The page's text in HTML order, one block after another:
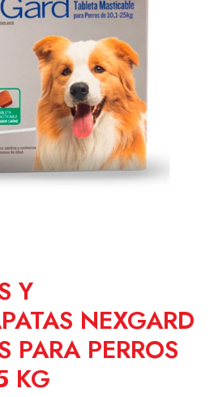
Y
NEXGARD
PARA PERROS
KG